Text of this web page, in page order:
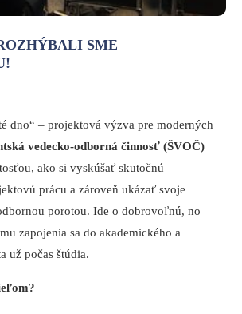
SME
dno“ – projektová výzva pre moderných
vedecko-odborná činnosť (ŠVOČ)
ako si vyskúšať skutočnú
prácu a zároveň ukázať svoje
porotou. Ide o dobrovoľnú, no
zapojenia sa do akademického a
už počas štúdia.